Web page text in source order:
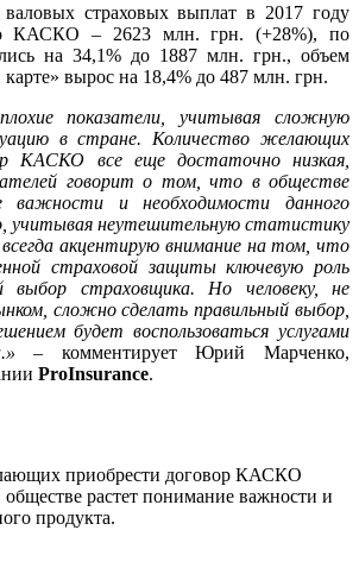
валовых страховых выплат в 2017 году
КАСКО – 2623 млн. грн. (+28%), по
на 34,1% до 1887 млн. грн., объем
вырос на 18,4% до 487 млн. грн.
показатели, учитывая сложную
в стране. Количество желающих
КАСКО все еще достаточно низкая,
говорит о том, что в обществе
важности и необходимости данного
учитывая неутешительную статистику
акцентирую внимание на том, что
страховой защиты ключевую роль
выбор страховщика. Но человеку, не
сложно сделать правильный выбор,
будет воспользоваться услугами
– комментирует Юрий Марченко,
ProInsurance.
приобрести договор КАСКО
обществе растет понимание важности и
продукта.